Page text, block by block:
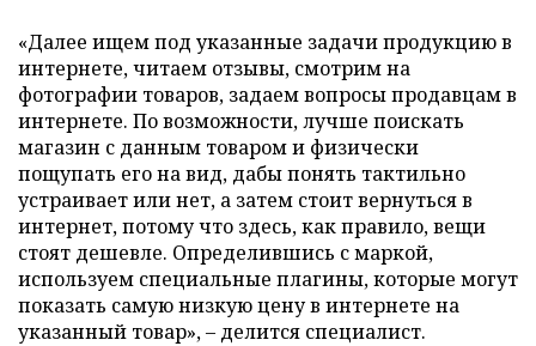
«Далее ищем под указанные задачи продукцию в
интернете, читаем отзывы, смотрим на
фотографии товаров, задаем вопросы продавцам в
интернете. По возможности, лучше поискать
магазин с данным товаром и физически
пощупать его на вид, дабы понять тактильно
устраивает или нет, а затем стоит вернуться в
интернет, потому что здесь, как правило, вещи
стоят дешевле. Определившись с маркой,
используем специальные плагины, которые могут
показать самую низкую цену в интернете на
указанный товар», – делится специалист.